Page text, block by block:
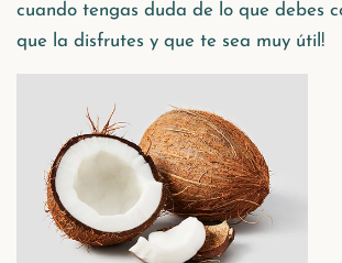
cuando tengas duda de lo que debes
que la disfrutes y que te sea muy útil!